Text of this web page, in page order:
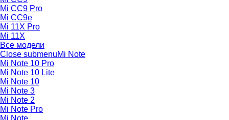
Mi CC9 Pro
Mi CC9e
Mi 11X Pro
Mi 11X
Все модели
Close submenuMi Note
Mi Note 10 Pro
Mi Note 10 Lite
Mi Note 10
Mi Note 3
Mi Note 2
Mi Note Pro
Mi Note